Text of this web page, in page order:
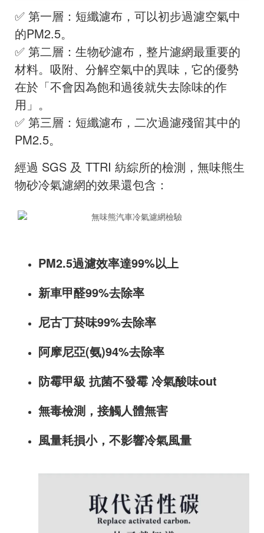
✅ 第一層：短纖濾布，可以初步過濾空氣中
的PM2.5。
✅ 第二層：生物砂濾布，整片濾網最重要的
材料。吸附、分解空氣中的異味，它的優勢
在於「不會因為飽和過後就失去除味的作
用」。
✅ 第三層：短纖濾布，二次過濾殘留其中的
PM2.5。
經過 SGS 及 TTRI 紡綜所的檢測，無味熊生
物砂冷氣濾網的效果還包含：
PM2.5過濾效率達99%以上
新車甲醛99%去除率
尼古丁菸味99%去除率
阿摩尼亞(氨)94%去除率
防霉甲級 抗菌不發霉 冷氣酸味out
無毒檢測，接觸人體無害
風量耗損小，不影響冷氣風量